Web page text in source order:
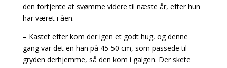
den fortjente at svømme videre til næste år, efter hun
har været i åen.
– Kastet efter kom der igen et godt hug, og denne
gang var det en han på 45-50 cm, som passede til
gryden derhjemme, så den kom i galgen. Der skete